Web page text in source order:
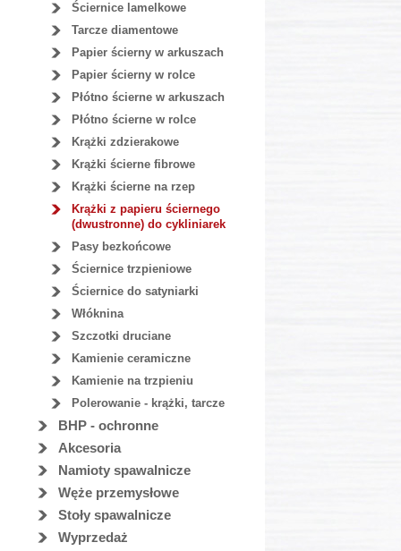
Ściernice lamelkowe
Tarcze diamentowe
Papier ścierny w arkuszach
Papier ścierny w rolce
Płótno ścierne w arkuszach
Płótno ścierne w rolce
Krążki zdzierakowe
Krążki ścierne fibrowe
Krążki ścierne na rzep
Krążki z papieru ściernego
(dwustronne) do cykliniarek
Pasy bezkońcowe
Ściernice trzpieniowe
Ściernice do satyniarki
Włóknina
Szczotki druciane
Kamienie ceramiczne
Kamienie na trzpieniu
Polerowanie - krążki, tarcze
BHP - ochronne
Akcesoria
Namioty spawalnicze
Węże przemysłowe
Stoły spawalnicze
Wyprzedaż